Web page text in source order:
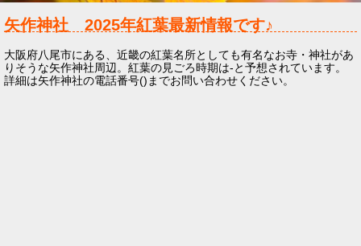
矢作神社 2025年紅葉最新情報です♪
大阪府八尾市にある、近畿の紅葉名所としても有名なお寺・神社があ
りそうな矢作神社周辺。紅葉の見ごろ時期は-と予想されています。
詳細は矢作神社の電話番号()までお問い合わせください。